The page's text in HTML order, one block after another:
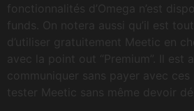
fonctionnalités d’Omega n’est
funds. On notera aussi qu’il est
d’utiliser gratuitement Meetic en
avec la point out “Premium”. Il est
communiquer sans payer avec ces
tester Meetic sans même devoir